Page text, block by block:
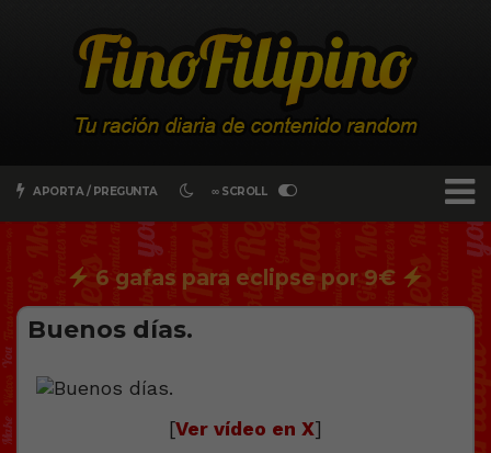
APORTA / PREGUNTA ∞ SCROLL
6 gafas para eclipse por 9€
Buenos días.
[Ver vídeo en X]